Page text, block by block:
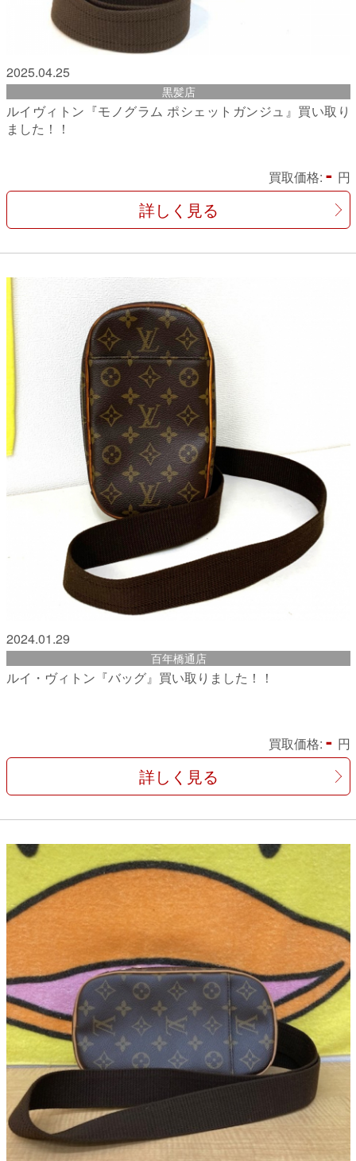
2025.04.25
黒髪店
ルイヴィトン『モノグラム ポシェットガンジュ』買い取り
ました！！
買取価格: - 円
詳しく見る
2024.01.29
百年橋通店
ルイ・ヴィトン『バッグ』買い取りました！！
買取価格: - 円
詳しく見る